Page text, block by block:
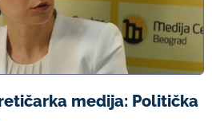
medija: Politička